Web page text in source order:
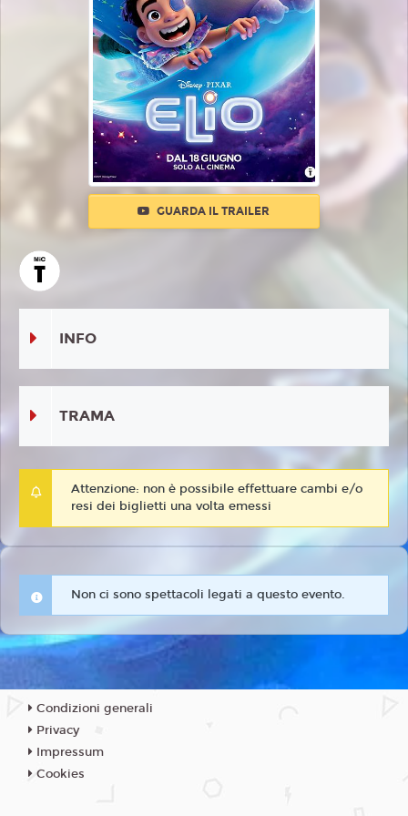
GUARDA IL TRAILER
INFO
TRAMA
Attenzione: non è possibile effettuare cambi e/o
resi dei biglietti una volta emessi
Non ci sono spettacoli legati a questo evento.
Condizioni generali
Privacy
Impressum
Cookies